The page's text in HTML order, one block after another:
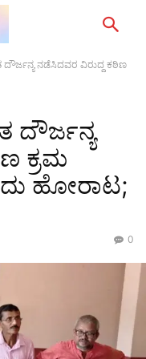
ದೌರ್ಜನ್ಯ ನಡೆಸಿದವರ ವಿರುದ್ದ ಕಠಿಣ
ದೌರ್ಜನ್ಯ
ಕ್ರಮ
ಹೋರಾಟ;
0